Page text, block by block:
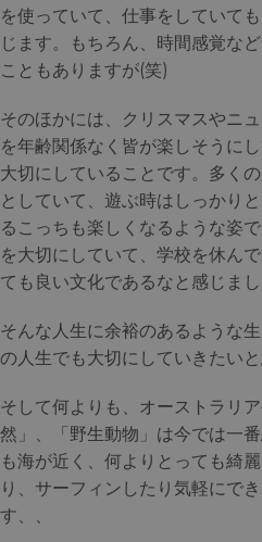
を使っていて、仕事をしていて
じます。もちろん、時間感覚な
こともありますが(笑)
そのほかには、クリスマスやニ
を年齢関係なく皆が楽しそうに
大切にしていることです。多く
としていて、遊ぶ時はしっかり
るこっちも楽しくなるような姿
を大切にしていて、学校を休ん
ても良い文化であるなと感じまし
そんな人生に余裕のあるような
の人生でも大切にしていきたいと
そして何よりも、オーストラリ
然」、「野生動物」は今では一
も海が近く、何よりとっても綺
り、サーフィンしたり気軽にで
す、、